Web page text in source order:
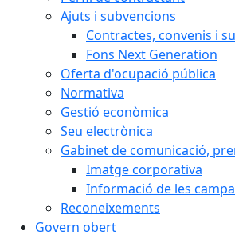
Ajuts i subvencions
Contractes, convenis i
Fons Next Generation
Oferta d'ocupació pública
Normativa
Gestió econòmica
Seu electrònica
Gabinet de comunicació,
Imatge corporativa
Informació de les
Reconeixements
Govern obert